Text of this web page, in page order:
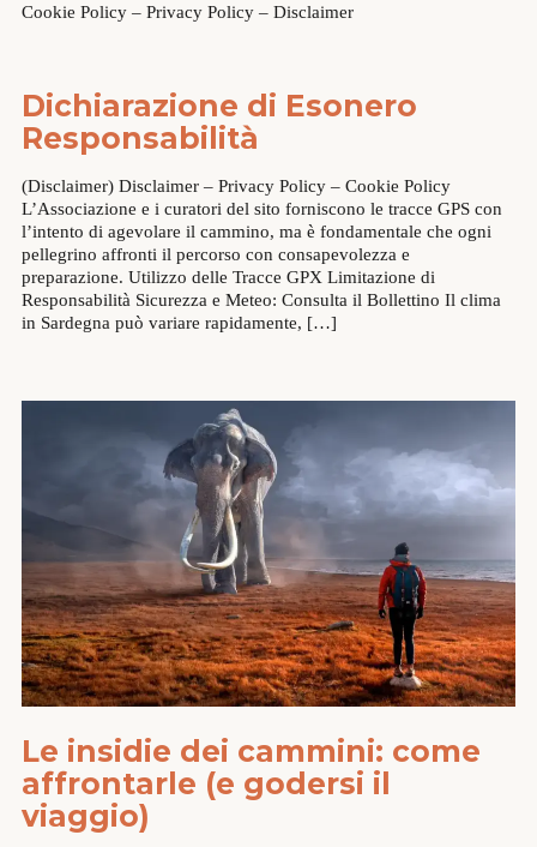
Cookie Policy – Privacy Policy – Disclaimer
Dichiarazione di Esonero
Responsabilità
(Disclaimer) Disclaimer – Privacy Policy – Cookie Policy
L’Associazione e i curatori del sito forniscono le tracce GPS con
l’intento di agevolare il cammino, ma è fondamentale che ogni
pellegrino affronti il percorso con consapevolezza e
preparazione. Utilizzo delle Tracce GPX Limitazione di
Responsabilità Sicurezza e Meteo: Consulta il Bollettino Il clima
in Sardegna può variare rapidamente, […]
Le insidie dei cammini: come
affrontarle (e godersi il
viaggio)